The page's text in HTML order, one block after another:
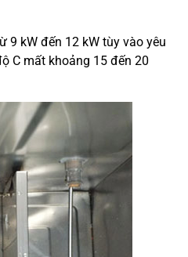
9 kW đến 12 kW tùy vào yêu
C mất khoảng 15 đến 20